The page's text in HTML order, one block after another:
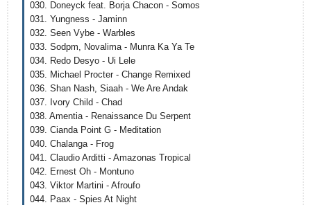
030. Doneyck feat. Borja Chacon - Somos
031. Yungness - Jaminn
032. Seen Vybe - Warbles
033. Sodpm, Novalima - Munra Ka Ya Te
034. Redo Desyo - Ui Lele
035. Michael Procter - Change Remixed
036. Shan Nash, Siaah - We Are Andak
037. Ivory Child - Chad
038. Amentia - Renaissance Du Serpent
039. Cianda Point G - Meditation
040. Chalanga - Frog
041. Claudio Arditti - Amazonas Tropical
042. Ernest Oh - Montuno
043. Viktor Martini - Afroufo
044. Paax - Spies At Night